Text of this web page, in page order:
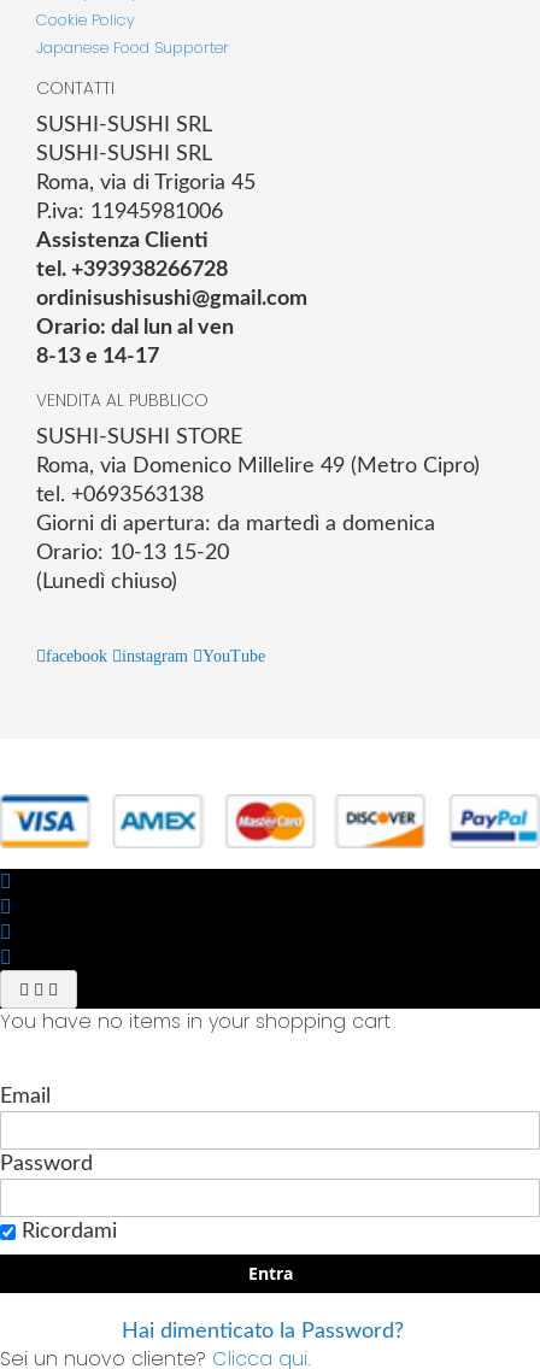
Cookie Policy
Japanese Food Supporter
CONTATTI
SUSHI-SUSHI SRL
SUSHI-SUSHI SRL
Roma, via di Trigoria 45
P.iva: 11945981006
Assistenza Clienti
tel. +393938266728
ordinisushisushi@gmail.com
Orario: dal lun al ven
8-13 e 14-17
VENDITA AL PUBBLICO
SUSHI-SUSHI STORE
Roma, via Domenico Millelire 49 (Metro Cipro)
tel. +0693563138
Giorni di apertura: da martedì a domenica
Orario: 10-13 15-20
(Lunedì chiuso)
facebook instagram YouTube
You have no items in your shopping cart
Email
Password
Ricordami
Entra
Hai dimenticato la Password?
Sei un nuovo cliente? Clicca qui.